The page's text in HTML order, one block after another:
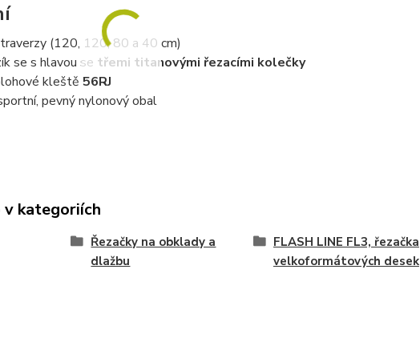
(120, 120, 80 a 40 cm)
se s hlavou se třemi titanovými řezacími kolečky
kleště 56RJ
pevný nylonový obal
v kategoriích
Řezačky na obklady a
dlažbu
FLASH LINE FL3, řezačka
velkoformátových desek